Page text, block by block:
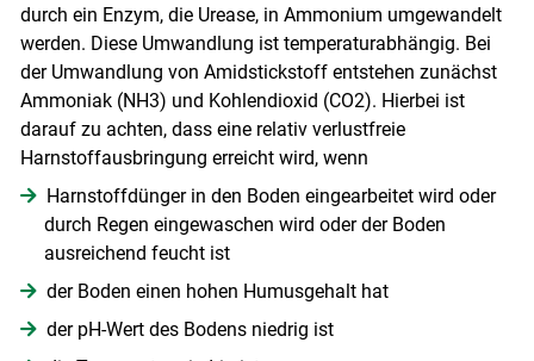
durch ein Enzym, die Urease, in Ammonium umgewandelt
werden. Diese Umwandlung ist temperaturabhängig. Bei
der Umwandlung von Amidstickstoff entstehen zunächst
Ammoniak (NH3) und Kohlendioxid (CO2). Hierbei ist
darauf zu achten, dass eine relativ verlustfreie
Harnstoffausbringung erreicht wird, wenn
Harnstoffdünger in den Boden eingearbeitet wird oder
durch Regen eingewaschen wird oder der Boden
ausreichend feucht ist
der Boden einen hohen ­Humusgehalt hat
der pH-Wert des Bodens niedrig ist